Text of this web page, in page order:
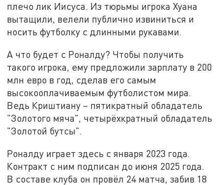
плечо лик Иисуса. Из тюрьмы игрока Хуана
вытащили, велели публично извиниться и
носить футболку с длинными рукавами.
А что будет с Роналду? Чтобы получить
такого игрока, ему предложили зарплату в 200
млн евро в год, сделав его самым
высокооплачиваемым футболистом мира.
Ведь Криштиану – пятикратный обладатель
"Золотого мяча", четырёхкратный обладатель
"Золотой бутсы".
Роналду играет здесь с января 2023 года.
Контракт с ним подписан до июня 2025 года.
В составе клуба он провёл 24 матча, забив 18